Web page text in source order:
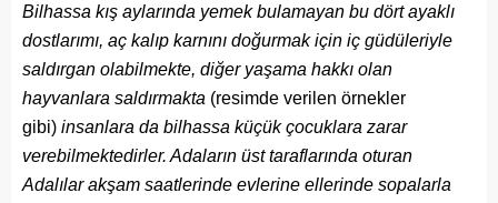
Bilhassa kış aylarında yemek bulamayan bu dört ayaklı
dostlarımı, aç kalıp karnını doğurmak için iç güdüleriyle
saldırgan olabilmekte, diğer yaşama hakkı olan
hayvanlara saldırmakta (resimde verilen örnekler
gibi) insanlara da bilhassa küçük çocuklara zarar
verebilmektedirler. Adaların üst taraflarında oturan
Adalılar akşam saatlerinde evlerine ellerinde sopalarla